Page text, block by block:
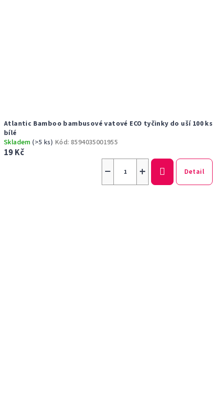
Atlantic Bamboo bambusové vatové ECO tyčinky do uší 100 ks
bílé
Skladem(>5 ks) Kód:8594035001955
19 Kč
+
− Detail